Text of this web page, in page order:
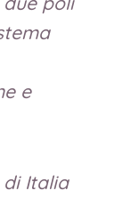
e
di Italia